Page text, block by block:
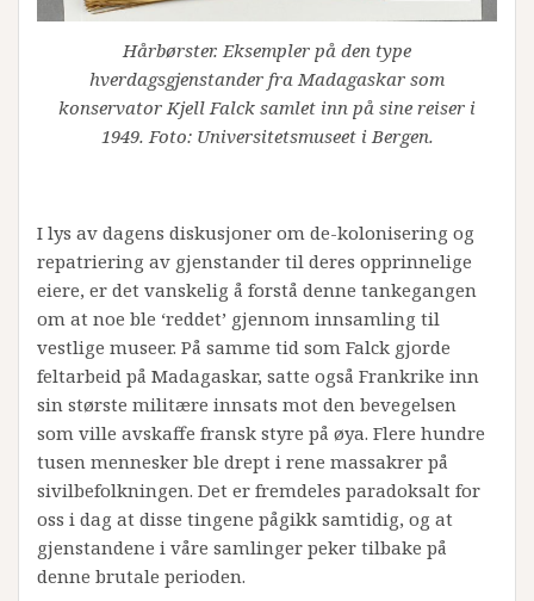
Hårbørster. Eksempler på den type
hverdagsgjenstander fra Madagaskar som
konservator Kjell Falck samlet inn på sine reiser i
1949. Foto: Universitetsmuseet i Bergen.
I lys av dagens diskusjoner om de-kolonisering og
repatriering av gjenstander til deres opprinnelige
eiere, er det vanskelig å forstå denne tankegangen
om at noe ble ‘reddet’ gjennom innsamling til
vestlige museer. På samme tid som Falck gjorde
feltarbeid på Madagaskar, satte også Frankrike inn
sin største militære innsats mot den bevegelsen
som ville avskaffe fransk styre på øya. Flere hundre
tusen mennesker ble drept i rene massakrer på
sivilbefolkningen. Det er fremdeles paradoksalt for
oss i dag at disse tingene pågikk samtidig, og at
gjenstandene i våre samlinger peker tilbake på
denne brutale perioden.